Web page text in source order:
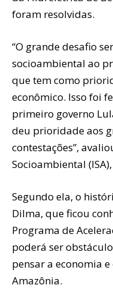
foram resolvidas.
“O grande desafio
socioambiental ao
que tem como
econômico. Isso foi
primeiro governo
deu prioridade aos
contestações”,
Socioambiental
Segundo ela, o
Dilma, que ficou
Programa de
poderá ser
pensar a economia
Amazônia.